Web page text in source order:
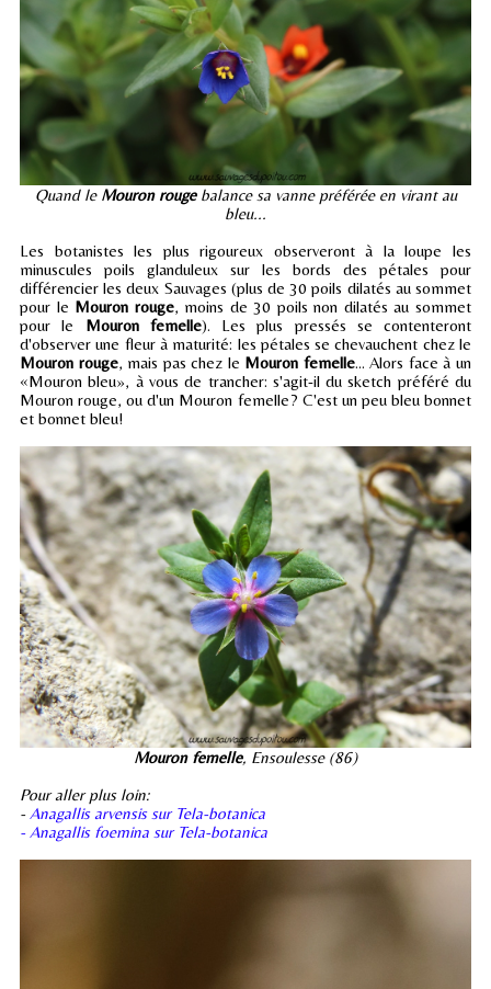
Quand le Mouron rougebalance sa vanne préférée en virant au
bleu...
Les botanistes les plus rigoureux observeront à la loupe les
minuscules poils glanduleux sur les bords des pétales pour
différencier les deux Sauvages (plus de 30 poils dilatés au sommet
pour le Mouron rouge, moins de 30 poils non dilatés au sommet
pour le Mouron femelle). Les plus pressés se contenteront
d'observer une fleur à maturité: les pétales se chevauchent chez le
Mouron rouge, mais pas chez le Mouron femelle... Alors face à un
«Mouron bleu», à vous de trancher: s'agit-il du sketch préféré du
Mouron rouge, ou d'un Mouron femelle? C'est un peu bleu bonnet
et bonnet bleu!
Mouron femelle, Ensoulesse (86)
Pour aller plus loin:
- Anagallis arvensis sur Tela-botanica
- Anagallis foemina sur Tela-botanica